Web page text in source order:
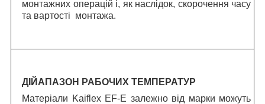
монтажних операцій і, як наслідок, скорочення часу
та вартості монтажа.
ДІЙАПАЗОН РАБОЧИХ ТЕМПЕРАТУР
Матеріали Kaiflex EF-E залежно від марки можуть